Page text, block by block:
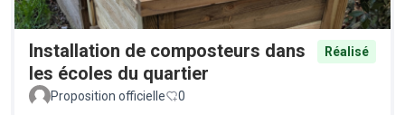
Installation de composteurs dans
les écoles du quartier
Réalisé
Proposition officielle 0